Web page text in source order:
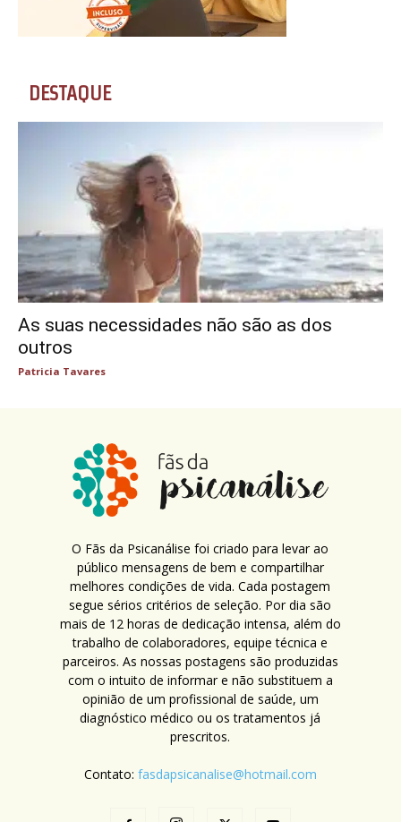
DESTAQUE
As suas necessidades não são as dos
outros
Patricia Tavares
O Fãs da Psicanálise foi criado para levar ao
público mensagens de bem e compartilhar
melhores condições de vida. Cada postagem
segue sérios critérios de seleção. Por dia são
mais de 12 horas de dedicação intensa, além do
trabalho de colaboradores, equipe técnica e
parceiros. As nossas postagens são produzidas
com o intuito de informar e não substituem a
opinião de um profissional de saúde, um
diagnóstico médico ou os tratamentos já
prescritos.
Contato: fasdapsicanalise@hotmail.com